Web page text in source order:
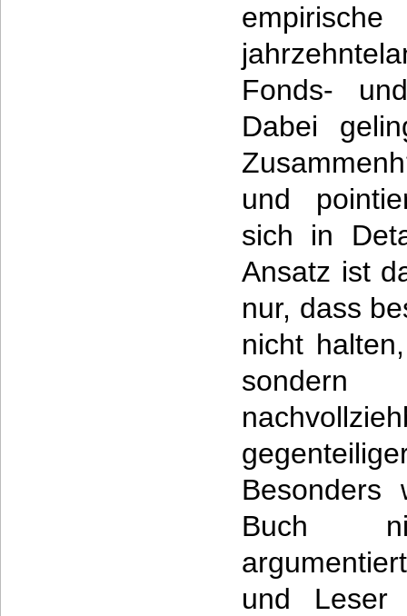
Fonds-
Dabei
und
sich in
Ansatz ist
nur, dass
nicht
Besonders
Buch
und Leser